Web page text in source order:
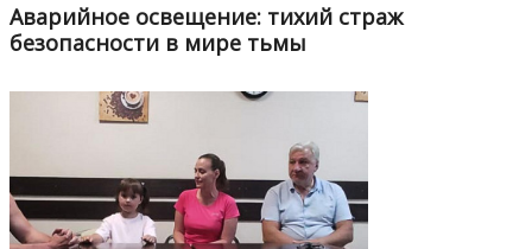
Аварийное освещение: тихий страж
безопасности в мире тьмы